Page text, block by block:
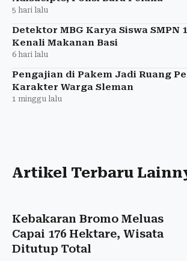
5 hari lalu
Detektor MBG Karya Siswa SMPN
Kenali Makanan Basi
6 hari lalu
Pengajian di Pakem Jadi Ruang
Karakter Warga Sleman
1 minggu lalu
Artikel Terbaru
Kebakaran Bromo Meluas
Capai 176 Hektare, Wisata
Ditutup Total